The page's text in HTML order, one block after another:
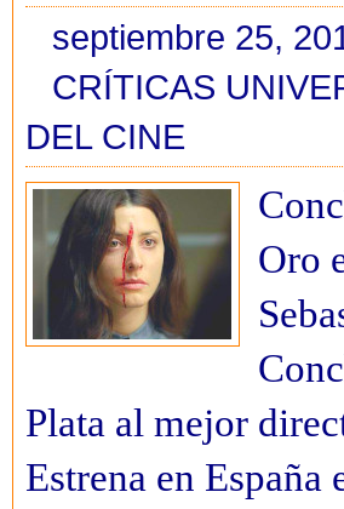
septiembre 25,
CRÍTICAS
DEL CINE
Oro
Plata al mejor
Estrena en España